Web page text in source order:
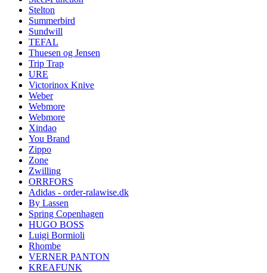
Stelton
Summerbird
Sundwill
TEFAL
Thuesen og Jensen
Trip Trap
URE
Victorinox Knive
Weber
Webmore
Webmore
Xindao
You Brand
Zippo
Zone
Zwilling
ORRFORS
Adidas - order-ralawise.dk
By Lassen
Spring Copenhagen
HUGO BOSS
Luigi Bormioli
Rhombe
VERNER PANTON
KREAFUNK